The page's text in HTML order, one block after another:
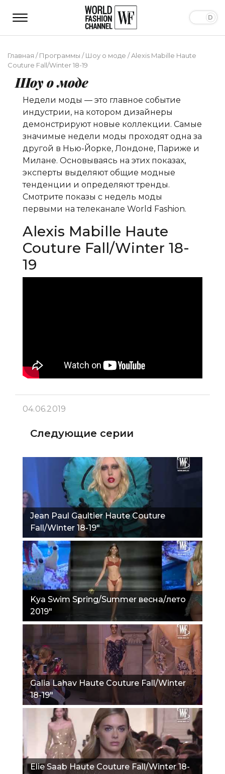
Главная /Программы /Шоу о моде /Alexis Mabille Haute
Couture Fall/Winter 18-19
Шоу о моде
Недели моды — это главное событие
индустрии, на котором дизайнеры
демонстрируют новые коллекции. Самые
значимые недели моды проходят одна за
другой в Нью-Йорке, Лондоне, Париже и
Милане. Основываясь на этих показах,
эксперты выделяют общие модные
тенденции и определяют тренды.
Смотрите показы с недель моды
первыми на телеканале World Fashion.
Alexis Mabille Haute
Couture Fall/Winter 18-
19
04.06.2019
Следующие серии
Jean Paul Gaultier Haute Couture
Fall/Winter 18-19"
Kya Swim Spring/Summer весна/лето
2019"
Galia Lahav Haute Couture Fall/Winter
18-19"
Elie Saab Haute Couture Fall/Winter 18-